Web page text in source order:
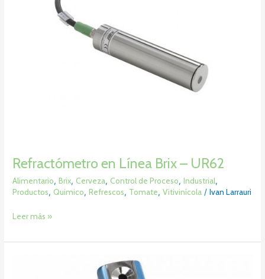
Refractómetro en Línea Brix – UR62
Alimentario,Brix, Cerveza, Control de Proceso,Industrial,
Productos, Quimico,Refrescos, Tomate,Vitivinícola /Ivan Larrauri
Leer más »